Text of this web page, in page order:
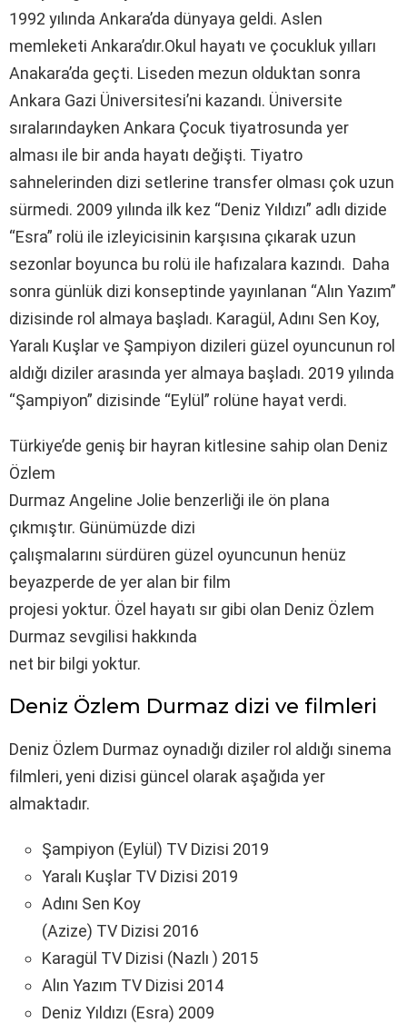
1992 yılında Ankara’da dünyaya geldi. Aslen
memleketi Ankara’dır.Okul hayatı ve çocukluk yılları
Anakara’da geçti. Liseden mezun olduktan sonra
Ankara Gazi Üniversitesi’ni kazandı. Üniversite
sıralarındayken Ankara Çocuk tiyatrosunda yer
alması ile bir anda hayatı değişti. Tiyatro
sahnelerinden dizi setlerine transfer olması çok uzun
sürmedi. 2009 yılında ilk kez “Deniz Yıldızı” adlı dizide
“Esra” rolü ile izleyicisinin karşısına çıkarak uzun
sezonlar boyunca bu rolü ile hafızalara kazındı. Daha
sonra günlük dizi konseptinde yayınlanan “Alın Yazım”
dizisinde rol almaya başladı. Karagül, Adını Sen Koy,
Yaralı Kuşlar ve Şampiyon dizileri güzel oyuncunun rol
aldığı diziler arasında yer almaya başladı. 2019 yılında
“Şampiyon” dizisinde “Eylül” rolüne hayat verdi.
Türkiye’de geniş bir hayran kitlesine sahip olan Deniz
Özlem
Durmaz Angeline Jolie benzerliği ile ön plana
çıkmıştır. Günümüzde dizi
çalışmalarını sürdüren güzel oyuncunun henüz
beyazperde de yer alan bir film
projesi yoktur. Özel hayatı sır gibi olan Deniz Özlem
Durmaz sevgilisi hakkında
net bir bilgi yoktur.
Deniz Özlem Durmaz dizi ve filmleri
Deniz Özlem Durmaz oynadığı diziler rol aldığı sinema
filmleri, yeni dizisi güncel olarak aşağıda yer
almaktadır.
Şampiyon (Eylül) TV Dizisi 2019
Yaralı Kuşlar TV Dizisi 2019
Adını Sen Koy
(Azize) TV Dizisi 2016
Karagül TV Dizisi (Nazlı ) 2015
Alın Yazım TV Dizisi 2014
Deniz Yıldızı (Esra) 2009